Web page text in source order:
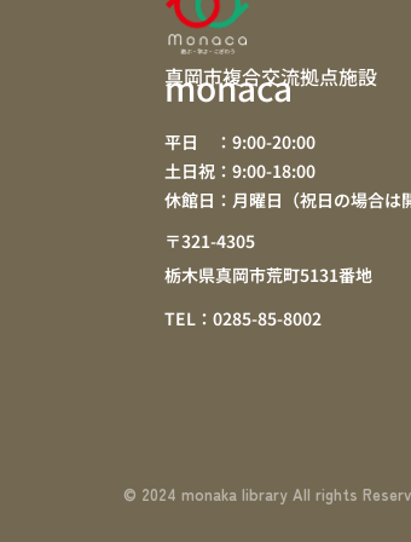
真岡市複合交流拠点施設
monaca
平日 ：9:00-20:00
土日祝：9:00-18:00
休館日：月曜日（祝日の場合は
〒321-4305
栃木県真岡市荒町5131番地
TEL：0285-85-8002
© 2024 monaka library All rights